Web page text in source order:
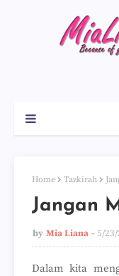
Home Tazkirah
Jangan
by Mia Liana 5/
Dalam kita